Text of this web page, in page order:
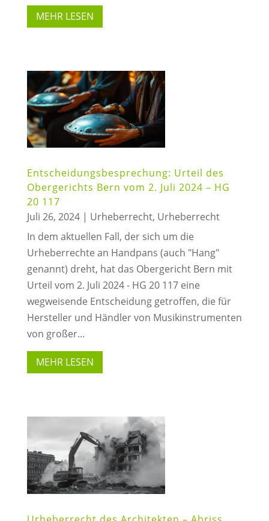
MEHR LESEN
Entscheidungsbesprechung: Urteil des
Obergerichts Bern vom 2. Juli 2024 – HG
20 117
Juli 26, 2024| Urheberrecht, Urheberrecht
In dem aktuellen Fall, der sich um die
Urheberrechte an Handpans (auch "Hang"
genannt) dreht, hat das Obergericht Bern mit
Urteil vom 2. Juli 2024 - HG 20 117 eine
wegweisende Entscheidung getroffen, die für
Hersteller und Händler von Musikinstrumenten
von großer...
MEHR LESEN